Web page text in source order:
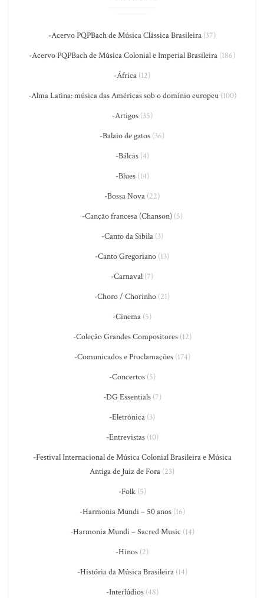
-Acervo PQPBach de Música Clássica Brasileira (37)
-Acervo PQPBach de Música Colonial e Imperial Brasileira (186)
-África (12)
-Alma Latina: música das Américas sob o domínio europeu(100)
-Artigos(35)
-Balaio de gatos (36)
-Bálcãs(4)
-Blues(14)
-Bossa Nova (22)
-Canção francesa (Chanson)(5)
-Canto da Sibila(3)
-Canto Gregoriano (13)
-Carnaval (7)
-Choro / Chorinho (21)
-Cinema (5)
-Coleção Grandes Compositores(12)
-Comunicados e Proclamações(174)
-Concertos(5)
-DG Essentials(7)
-Eletrônica (3)
-Entrevistas(10)
-Festival Internacional de Música Colonial Brasileira e Música
Antiga de Juiz de Fora (23)
-Folk(5)
-Harmonia Mundi – 50 anos(16)
-Harmonia Mundi – Sacred Music (14)
-Hinos (2)
-História da Música Brasileira(14)
-Interlúdios(48)